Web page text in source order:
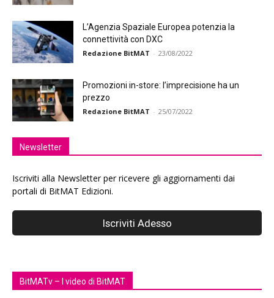
L’Agenzia Spaziale Europea potenzia la
connettività con DXC
Redazione BitMAT - 23/08/2022
Promozioni in-store: l’imprecisione ha un
prezzo
Redazione BitMAT - 25/07/2022
Newsletter
Iscriviti alla Newsletter per ricevere gli aggiornamenti dai
portali di BitMAT Edizioni.
BitMATv – I video di BitMAT